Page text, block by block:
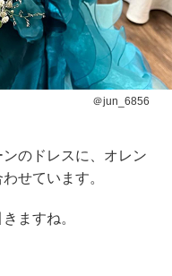
＠jun_6856
のドレスに、オレン
せています。
ますね。